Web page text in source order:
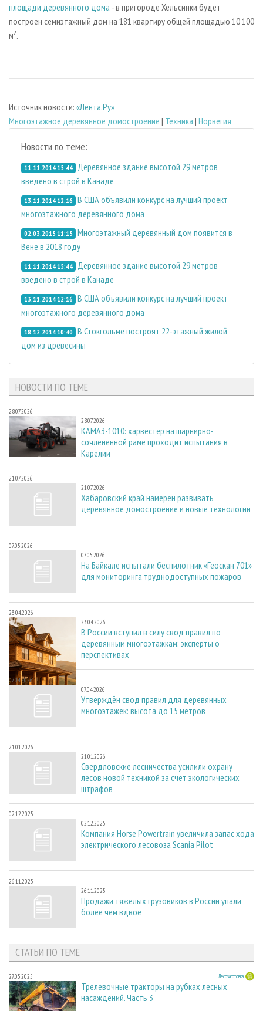
площади деревянного дома - в пригороде Хельсинки будет
построен семиэтажный дом на 181 квартиру общей площадью 10 100
м2.
Источник новости: «Лента.Ру»
Многоэтажное деревянное домостроение | Техника | Норвегия
Новости по теме:
11.11.2014 15:44
Деревянное здание высотой 29 метров
введено в строй в Канаде
13.11.2014 12:16 В США объявили конкурс на лучший проект
многоэтажного деревянного дома
02.03.2015 11:15 Многоэтажный деревянный дом появится в
Вене в 2018 году
11.11.2014 15:44
Деревянное здание высотой 29 метров
введено в строй в Канаде
13.11.2014 12:16 В США объявили конкурс на лучший проект
многоэтажного деревянного дома
18.12.2014 10:40 В Стокгольме построят 22-этажный жилой
дом из древесины
НОВОСТИ ПО ТЕМЕ
28.07.2026
28.07.2026
КАМАЗ-1010: харвестер на шарнирно-
сочлененной раме проходит испытания в
Карелии
21.07.2026
21.07.2026
Хабаровский край намерен развивать
деревянное домостроение и новые технологии
07.05.2026
07.05.2026
На Байкале испытали беспилотник «Геоскан 701»
для мониторинга труднодоступных пожаров
23.04.2026
23.04.2026
В России вступил в силу свод правил по
деревянным многоэтажкам: эксперты о
перспективах
07.04.2026
07.04.2026
Утверждён свод правил для деревянных
многоэтажек: высота до 15 метров
21.01.2026
21.01.2026
Свердловские лесничества усилили охрану
лесов новой техникой за счёт экологических
штрафов
02.12.2025
02.12.2025
Компания Horse Powertrain увеличила запас хода
электрического лесовоза Scania Pilot
26.11.2025
26.11.2025
Продажи тяжелых грузовиков в России упали
более чем вдвое
СТАТЬИ ПО ТЕМЕ
27.05.2025 Лесозаготовка
Трелевочные тракторы на рубках лесных
насаждений. Часть 3